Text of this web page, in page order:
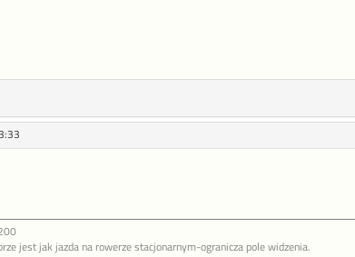
jest jak jazda na rowerze stacjonarnym-ogranicza pole widzenia.